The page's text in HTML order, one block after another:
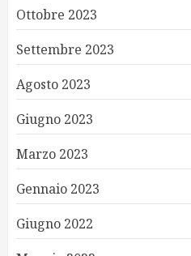
Ottobre 2023
Settembre 2023
Agosto 2023
Giugno 2023
Marzo 2023
Gennaio 2023
Giugno 2022